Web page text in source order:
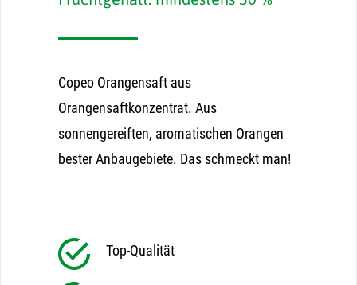
Copeo Orangensaft aus
Orangensaftkonzentrat. Aus
sonnengereiften, aromatischen Orangen
bester Anbaugebiete. Das schmeckt man!
Top-Qualität